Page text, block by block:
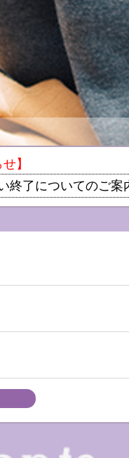
】
終了についてのご案